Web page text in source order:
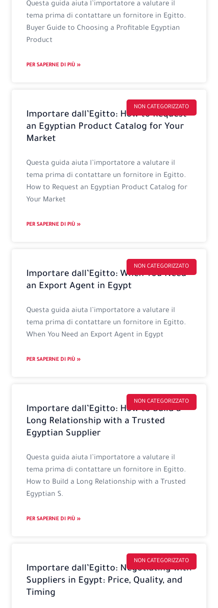
Questa guida aiuta l’importatore a valutare il
tema prima di contattare un fornitore in Egitto.
Buyer Guide to Choosing a Profitable Egyptian
Product
PER SAPERNE DI PIÙ »
NON CATEGORIZZATO
Importare dall’Egitto: How to Request
an Egyptian Product Catalog for Your
Market
Questa guida aiuta l’importatore a valutare il
tema prima di contattare un fornitore in Egitto.
How to Request an Egyptian Product Catalog for
Your Market
PER SAPERNE DI PIÙ »
NON CATEGORIZZATO
Importare dall’Egitto: When You Need
an Export Agent in Egypt
Questa guida aiuta l’importatore a valutare il
tema prima di contattare un fornitore in Egitto.
When You Need an Export Agent in Egypt
PER SAPERNE DI PIÙ »
NON CATEGORIZZATO
Importare dall’Egitto: How to Build a
Long Relationship with a Trusted
Egyptian Supplier
Questa guida aiuta l’importatore a valutare il
tema prima di contattare un fornitore in Egitto.
How to Build a Long Relationship with a Trusted
Egyptian S.
PER SAPERNE DI PIÙ »
NON CATEGORIZZATO
Importare dall’Egitto: Negotiating with
Suppliers in Egypt: Price, Quality, and
Timing